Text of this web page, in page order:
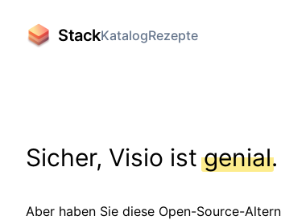
StackKatalogRezepte
Sicher, Visio istgenial.
Aber haben Sie diese Open-Source-